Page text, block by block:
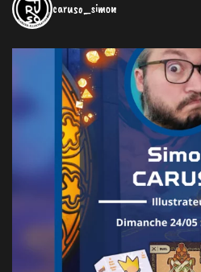
caruso_simon